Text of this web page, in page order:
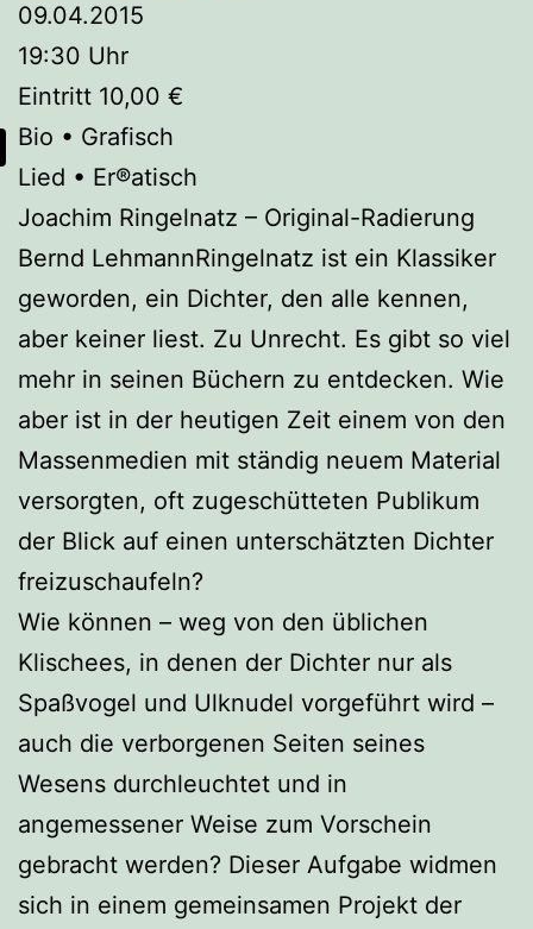
09.04.2015
19:30 Uhr
Eintritt 10,00 €
Bio • Grafisch
Lied • Er®atisch
Joachim Ringelnatz – Original-Radierung
Bernd LehmannRingelnatz ist ein Klassiker
geworden, ein Dichter, den alle kennen,
aber keiner liest. Zu Unrecht. Es gibt so viel
mehr in seinen Büchern zu entdecken. Wie
aber ist in der heutigen Zeit einem von den
Massenmedien mit ständig neuem Material
versorgten, oft zugeschütteten Publikum
der Blick auf einen unterschätzten Dichter
freizuschaufeln?
Wie können – weg von den üblichen
Klischees, in denen der Dichter nur als
Spaßvogel und Ulknudel vorgeführt wird –
auch die verborgenen Seiten seines
Wesens durchleuchtet und in
angemessener Weise zum Vorschein
gebracht werden? Dieser Aufgabe widmen
sich in einem gemeinsamen Projekt der